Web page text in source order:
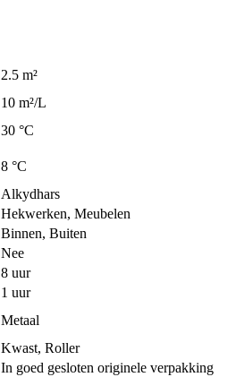
2.5 m²
10 m²/L
30 °C
8 °C
Alkydhars
Hekwerken, Meubelen
Binnen, Buiten
Nee
8 uur
1 uur
Metaal
Kwast, Roller
In goed gesloten originele verpakking